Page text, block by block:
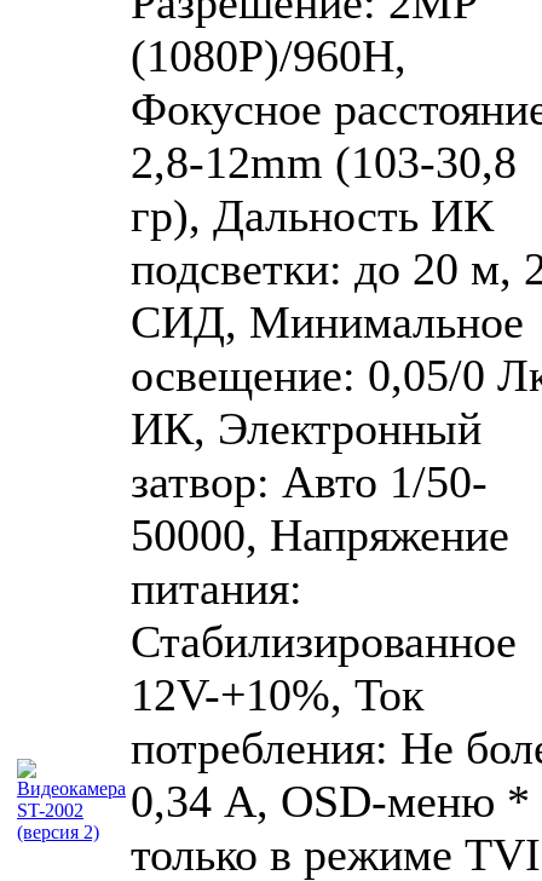
(1080P)/960H,
Фокусное
2,8-12mm (103-30,8
гр), Дальность ИК
подсветки: до 20 м,
СИД, Минимальное
освещение: 0,05/0
ИК, Электронный
затвор: Авто 1/50-
50000, Напряжение
питания:
Стабилизированное
12V-+10%, Ток
потребления: Не
0,34 А, OSD-меню *
только в режиме TVI